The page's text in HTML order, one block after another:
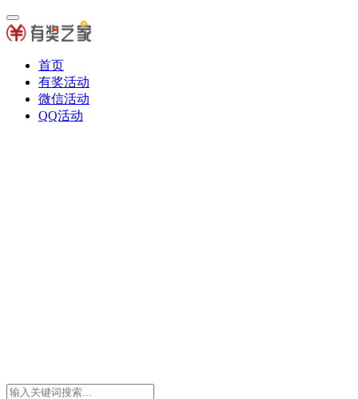
首页
有奖活动
微信活动
QQ活动